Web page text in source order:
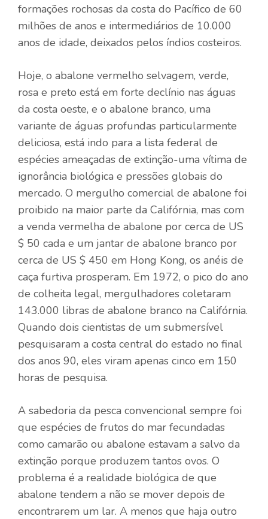
formações rochosas da costa do Pacífico de 60
milhões de anos e intermediários de 10.000
anos de idade, deixados pelos índios costeiros.
Hoje, o abalone vermelho selvagem, verde,
rosa e preto está em forte declínio nas águas
da costa oeste, e o abalone branco, uma
variante de águas profundas particularmente
deliciosa, está indo para a lista federal de
espécies ameaçadas de extinção-uma vítima de
ignorância biológica e pressões globais do
mercado. O mergulho comercial de abalone foi
proibido na maior parte da Califórnia, mas com
a venda vermelha de abalone por cerca de US
$ 50 cada e um jantar de abalone branco por
cerca de US $ 450 em Hong Kong, os anéis de
caça furtiva prosperam. Em 1972, o pico do ano
de colheita legal, mergulhadores coletaram
143.000 libras de abalone branco na Califórnia.
Quando dois cientistas de um submersível
pesquisaram a costa central do estado no final
dos anos 90, eles viram apenas cinco em 150
horas de pesquisa.
A sabedoria da pesca convencional sempre foi
que espécies de frutos do mar fecundadas
como camarão ou abalone estavam a salvo da
extinção porque produzem tantos ovos. O
problema é a realidade biológica de que
abalone tendem a não se mover depois de
encontrarem um lar. A menos que haja outro